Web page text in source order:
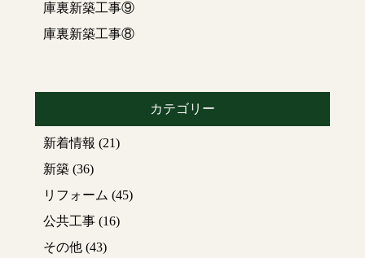
庫裏新築工事⑨
庫裏新築工事⑧
カテゴリー
新着情報 (21)
新築(36)
リフォーム (45)
公共工事(16)
その他(43)